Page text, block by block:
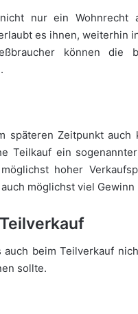
nur ein Wohnrecht
es ihnen, weiterhin
können die
späteren Zeitpunkt
Teilkauf ein
hoher
möglichst viel Gewinn
beim Teilverkauf
sollte.